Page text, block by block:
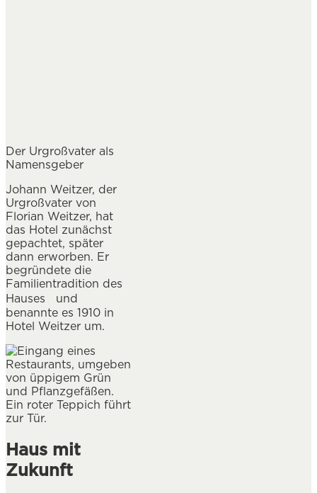
Der Urgroßvater als
Namensgeber
Johann Weitzer, der
Urgroßvater von
Florian Weitzer, hat
das Hotel zunächst
gepachtet, später
dann erworben. Er
begründete die
Familientradition des
Hauses und
benannte es 1910 in
Hotel Weitzer um.
Haus mit
Zukunft